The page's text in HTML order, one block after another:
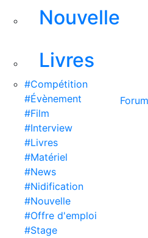
Nouvelle
Livres
#Compétition
#Évènement
#Film
#Interview
#Livres
#Matériel
#News
#Nidification
#Nouvelle
#Offre d'emploi
#Stage
Forum